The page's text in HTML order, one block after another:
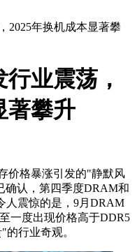
2025年换机成本显著攀
业震荡，
著攀升
价格暴涨引发的"静默风
确认，第四季度DRAM和
人震惊的是，9月DRAM
一度出现价格高于DDR5
行业奇观。